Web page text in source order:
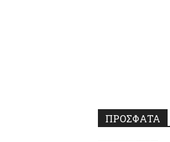
ΠΡΟΣΦΑΤΑ